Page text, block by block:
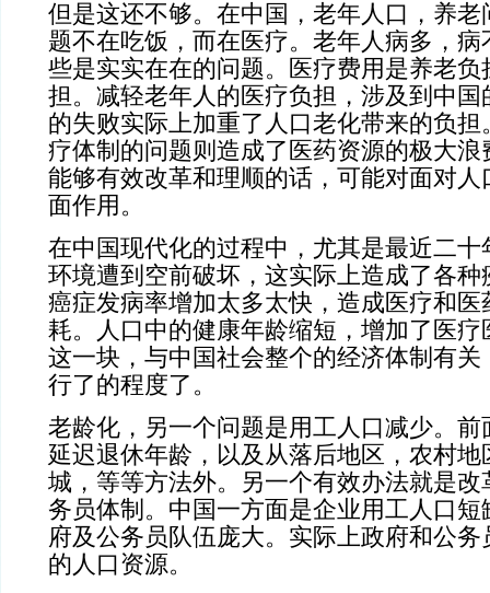
但是这还不够。在中国，老年人口，养
题不在吃饭，而在医疗。老年人病多，
些是实实在在的问题。医疗费用是养老负
担。减轻老年人的医疗负担，涉及到中
的失败实际上加重了人口老化带来的负
疗体制的问题则造成了医药资源的极大
能够有效改革和理顺的话，可能对面对
面作用。
在中国现代化的过程中，尤其是最近二
环境遭到空前破坏，这实际上造成了各
癌症发病率增加太多太快，造成医疗和医
耗。人口中的健康年龄缩短，增加了医
这一块，与中国社会整个的经济体制有
行了的程度了。
老龄化，另一个问题是用工人口减少。
延迟退休年龄，以及从落后地区，农村
城，等等方法外。另一个有效办法就是
务员体制。中国一方面是企业用工人口
府及公务员队伍庞大。实际上政府和公
的人口资源。